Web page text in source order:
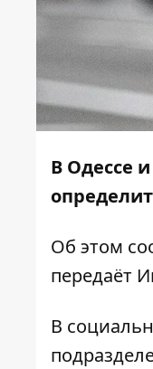
В Одессе
Об этом
передаёт
В